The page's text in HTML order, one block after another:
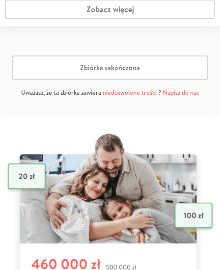
Zobacz więcej
Zbiórka zakończona
Uważasz, że ta zbiórka zawiera niedozwolone treści? Napisz do nas